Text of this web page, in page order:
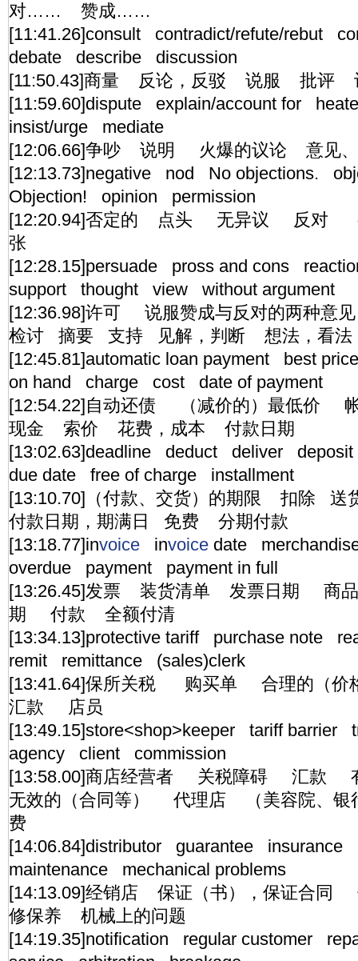
对…… 赞成……
[11:41.26]consult contradict/refute/rebut
debate describe discussion
[11:50.43]商量 反论，反驳 说服 批
[11:59.60]dispute explain/account for
insist/urge mediate
[12:06.66]争吵 说明 火爆的议论 意
[12:13.73]negative nod No objections.
Objection! opinion permission
[12:20.94]否定的 点头 无异议 反
张
[12:28.15]persuade pross and cons
support thought view without argument
[12:36.98]许可 说服赞成与反对的两种
检讨 摘要 支持 见解，判断 想法，看
[12:45.81]automatic loan payment best
on hand charge cost date of payment
[12:54.22]自动还债 （减价的）最低价
现金 索价 花费，成本 付款日期
[13:02.63]deadline deduct deliver
due date free of charge installment
[13:10.70]（付款、交货）的期限 扣除
付款日期，期满日 免费 分期付款
[13:18.77]invoice invoice date
overdue payment payment in full
[13:26.45]发票 装货清单 发票日期 商
期 付款 全额付清
[13:34.13]protective tariff purchase note
remit remittance (sales)clerk
[13:41.64]保所关税 购买单 合理的（
汇款 店员
[13:49.15]store<shop>keeper tariff
agency client commission
[13:58.00]商店经营者 关税障碍 汇款
无效的（合同等） 代理店 （美容院、银
费
[14:06.84]distributor guarantee insurance
maintenance mechanical problems
[14:13.09]经销店 保证（书），保证合
修保养 机械上的问题
[14:19.35]notification regular customer